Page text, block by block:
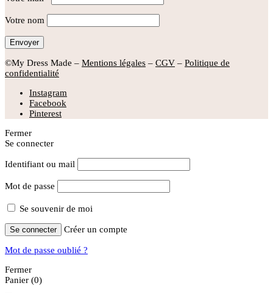
Votre nom
©My Dress Made – Mentions légales – CGV – Politique de
confidentialité
Instagram
Facebook
Pinterest
Fermer
Se connecter
Identifiant ou mail
Mot de passe
Se souvenir de moi
Se connecter Créer un compte
Mot de passe oublié ?
Fermer
Panier (0)